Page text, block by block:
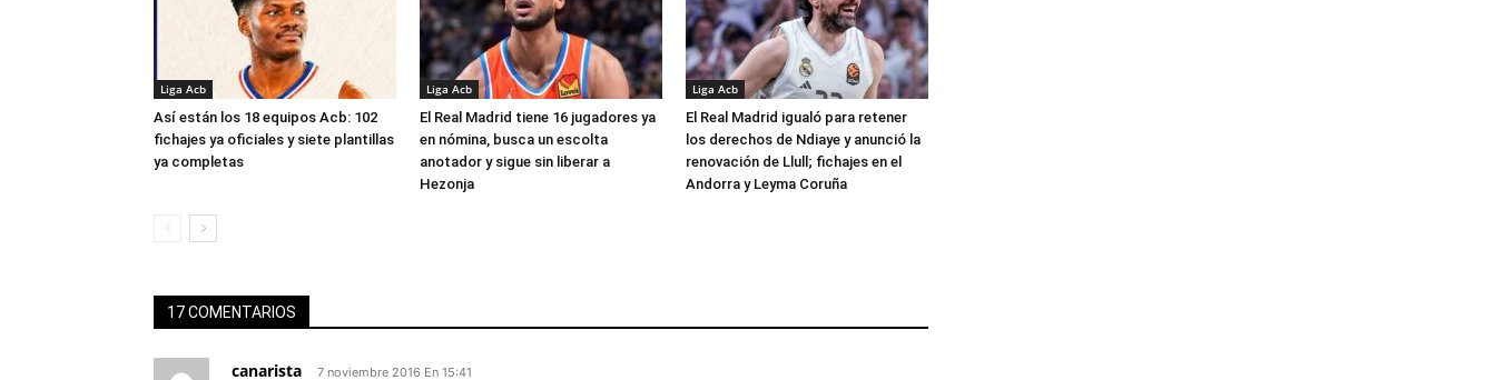
Liga Acb
Así están los 18 equipos Acb: 102
fichajes ya oficiales y siete plantillas
ya completas
Liga Acb
El Real Madrid tiene 16 jugadores ya
en nómina, busca un escolta
anotador y sigue sin liberar a
Hezonja
Liga Acb
El Real Madrid igualó para retener
los derechos de Ndiaye y anunció la
renovación de Llull; fichajes en el
Andorra y Leyma Coruña
17 COMENTARIOS
canarista 7 noviembre 2016 En 15:41